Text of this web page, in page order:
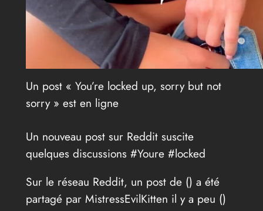
Un post « You’re locked up, sorry but not
sorry » est en ligne
Un nouveau post sur Reddit suscite
quelques discussions #Youre #locked
Sur le réseau Reddit, un post de () a été
partagé par MistressEvilKitten il y a peu ()